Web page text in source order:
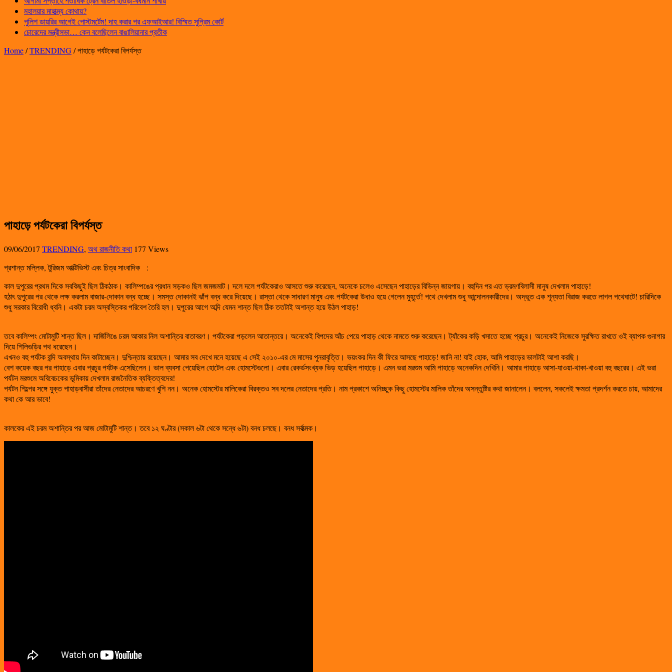
মহালয়ার মাহাত্ম্য কোথায়?
পুলিশ ডায়রির আগেই পোস্টমর্টেম! দাহ করার পর এফআইআর! বিস্মিত সুপ্রিম কোর্ট
চোরেদের মন্ত্রীসভা… কেন বলেছিলেন বাঙালিয়ানার প্রতীক
Home/TRENDING/পাহাড়ে পর্যটকেরা বিপর্যস্ত
পাহাড়ে পর্যটকেরা বিপর্যস্ত
09/06/2017 TRENDING, অথ রাজনীতি কথা 177 Views
প্রশান্ত মল্লিক, টুরিজম আক্টিভিস্ট এবং চিত্র সাংবাদিক
:
কাল দুপুরের প্রথম দিকে সবকিছুই ছিল ঠিকঠাক। কালিম্পঙের প্রধান সড়কও ছিল জমজমাট। দলে দলে পর্যটকেরাও আসতে শুরু করেছেন, অনেকে চলেও এসেছেন পাহাড়ের বিভিন্ন জায়গায়। বহুদিন পর এত ভ্রমণবিলাসী মানুষ দেখলাম পাহাড়ে!
হঠাৎ দুপুরের পর থেকে লক্ষ করলাম বাজার-দোকান বন্ধ হচ্ছে। সমস্ত দোকানই ঝাঁপ বন্ধ করে দিয়েছে। রাস্তা থেকে সাধারণ মানুষ এবং পর্যটকেরা উধাও হয়ে গেলেন মুহূর্তে! পথে দেখলাম শুধু আন্দোলনকারীদের। অদ্ভুত এক শূন্যতা বিরাজ করতে লাগল পথেঘাটে! চারিদিকে
শুধু সরকার বিরোধী ধ্বনি। একটা চরম অস্বস্তিকর পরিবেশ তৈরি হল। দুপুরের আগে অব্দি যেমন শান্ত ছিল ঠিক ততটাই অশান্ত হয়ে উঠল পাহাড়!
তবে কালিম্পং মোটামুটি শান্ত ছিল। দার্জিলিঙে চরম আকার নিল অশান্তির বাতাবরণ। পর্যটকেরা পড়লেন আতান্তরে। অনেকেই বিপদের আঁচ পেয়ে পাহাড় থেকে নামতে শুরু করেছেন। ট্যাঁকের কড়ি খসাতে হচ্ছে প্রচুর। অনেকেই নিজেকে সুরক্ষিত রাখতে ওই ব্যাপক গুনাগার
দিয়ে শিলিগুড়ির পথ ধরেছেন।
এখনও বহু পর্যটক বন্দি অবস্থায় দিন কাটাচ্ছেন। দুশ্চিন্তায় রয়েছেন। আমার সব দেখে মনে হয়েছে এ সেই ২০১০-এর মে মাসের পুনরাবৃত্তি। ভয়ংকর দিন কী ফিরে আসছে পাহাড়ে! জানি না! যাই হোক, আমি পাহাড়ের ভালটাই আশা করছি।
বেশ কয়েক বছর পর পাহাড়ে এবার প্রচুর পর্যটক এসেছিলেন। ভাল ব্যবসা পেয়েছিল হোটেল এবং হোমস্টেগুলো। এবার রেকর্ডসংখ্যক ভিড় হয়েছিল পাহাড়ে। এমন ভরা মরশুম আমি পাহাড়ে অনেকদিন দেখিনি। আমার পাহাড়ে আসা-যাওয়া-থাকা-খাওয়া বহু বছরের। এই ভরা
পর্যটন মরশুমে অবিবেচকের ভূমিকায় দেখলাম রাজনৈতিক ব্যক্তিত্বদের!
পর্যটন শিল্পের সঙ্গে যুক্ত পাহাড়বাসীরা তাঁদের নেতাদের আচরণে খুশি নন। অনেক হোমস্টের মালিকেরা বিরক্তও সব দলের নেতাদের প্রতি। নাম প্রকাশে অনিচ্ছুক কিছু হোমস্টের মালিক তাঁদের অসন্তুষ্টির কথা জানালেন। বললেন, সকলেই ক্ষমতা প্রদর্শন করতে চায়, আমাদের
কথা কে আর ভাবে!
কালকের এই চরম অশান্তির পর আজ মোটামুটি শান্ত। তবে ১২ ঘণ্টার (সকাল ৬টা থেকে সন্ধে ৬টা) বনধ চলছে। বনধ সর্বাত্মক।